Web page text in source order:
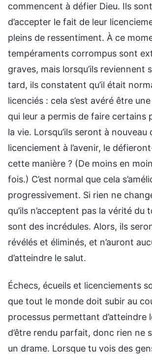
commencent à défier Dieu. Ils
d’accepter le fait de leur
pleins de ressentiment. À ce
tempéraments corrompus sont
graves, mais lorsqu’ils reviennent
tard, ils constatent qu’il était
licenciés : cela s’est avéré être
qui leur a permis de faire certains
la vie. Lorsqu’ils seront à
licenciement à l’avenir, le
cette manière ? (De moins en
fois.) C’est normal que cela
progressivement. Si rien ne
qu’ils n’acceptent pas la vérité du
sont des incrédules. Alors, ils
révélés et éliminés, et n’auront
d’atteindre le salut.
Échecs, écueils et licenciements
que tout le monde doit subir au
processus permettant d’atteindre
d’être rendu parfait, donc rien ne
un drame. Lorsque tu vois des